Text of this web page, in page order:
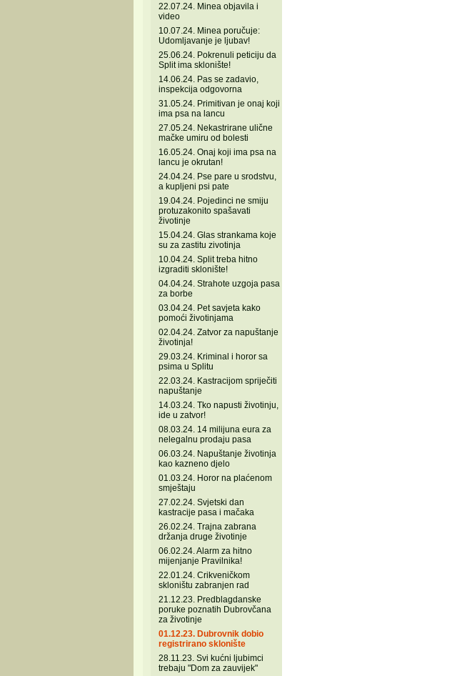
22.07.24. Minea objavila i
video
10.07.24. Minea poručuje:
Udomljavanje je ljubav!
25.06.24. Pokrenuli peticiju da
Split ima sklonište!
14.06.24. Pas se zadavio,
inspekcija odgovorna
31.05.24. Primitivan je onaj koji
ima psa na lancu
27.05.24. Nekastrirane ulične
mačke umiru od bolesti
16.05.24. Onaj koji ima psa na
lancu je okrutan!
24.04.24. Pse pare u srodstvu,
a kupljeni psi pate
19.04.24. Pojedinci ne smiju
protuzakonito spašavati
životinje
15.04.24. Glas strankama koje
su za zastitu zivotinja
10.04.24. Split treba hitno
izgraditi sklonište!
04.04.24. Strahote uzgoja pasa
za borbe
03.04.24. Pet savjeta kako
pomoći životinjama
02.04.24. Zatvor za napuštanje
životinja!
29.03.24. Kriminal i horor sa
psima u Splitu
22.03.24. Kastracijom spriječiti
napuštanje
14.03.24. Tko napusti životinju,
ide u zatvor!
08.03.24. 14 milijuna eura za
nelegalnu prodaju pasa
06.03.24. Napuštanje životinja
kao kazneno djelo
01.03.24. Horor na plaćenom
smještaju
27.02.24. Svjetski dan
kastracije pasa i mačaka
26.02.24. Trajna zabrana
držanja druge životinje
06.02.24. Alarm za hitno
mijenjanje Pravilnika!
22.01.24. Crikveničkom
skloništu zabranjen rad
21.12.23. Predblagdanske
poruke poznatih Dubrovčana
za životinje
01.12.23. Dubrovnik dobio
registrirano sklonište
28.11.23. Svi kućni ljubimci
trebaju "Dom za zauvijek"